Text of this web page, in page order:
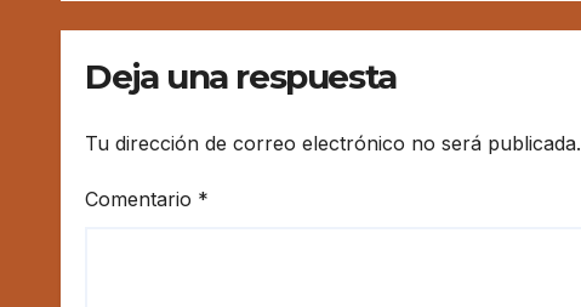
Deja una respuesta
Tu dirección de correo electrónico no será publicada.
Comentario *